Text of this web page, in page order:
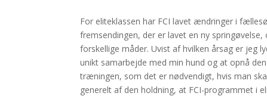
For eliteklassen har FCI lavet ændringer i
fremsendingen, der er lavet en ny
forskellige måder. Uvist af hvilken årsag er jeg
unikt samarbejde med min hund og at opnå
træningen, som det er nødvendigt, hvis man
generelt af den holdning, at FCI-programmet i